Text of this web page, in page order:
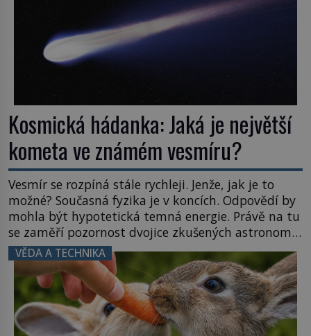
Kosmická hádanka: Jaká je největší
kometa ve známém vesmíru?
Vesmír se rozpíná stále rychleji. Jenže, jak je to
možné? Současná fyzika je v koncích. Odpovědí by
mohla být hypotetická temná energie. Právě na tu
se zaměří pozornost dvojice zkušených astronomů.
Namísto ní ale objeví něco mnohem
hmatatelnějšího. Naprosto rekordní kometu!
Astronomové Pedro Bernardinelli a Gary Bernstein
mravenčí prací zkoumají archivní snímky v rámci
Průzkumu temné energie […]
VĚDA A TECHNIKA